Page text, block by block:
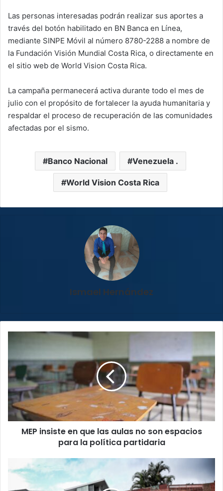
Las personas interesadas podrán realizar sus aportes a
través del botón habilitado en BN Banca en Línea,
mediante SINPE Móvil al número 8780-2288 a nombre de
la Fundación Visión Mundial Costa Rica, o directamente en
el sitio web de World Vision Costa Rica.
La campaña permanecerá activa durante todo el mes de
julio con el propósito de fortalecer la ayuda humanitaria y
respaldar el proceso de recuperación de las comunidades
afectadas por el sismo.
Banco Nacional Venezuela .
World Vision Costa Rica
Ismael Hernández
que
las
aulas
no
son
espacios
MEP insiste en que las aulas no son espacios
para la política partidaria
Encuesta:
Construcción
privada